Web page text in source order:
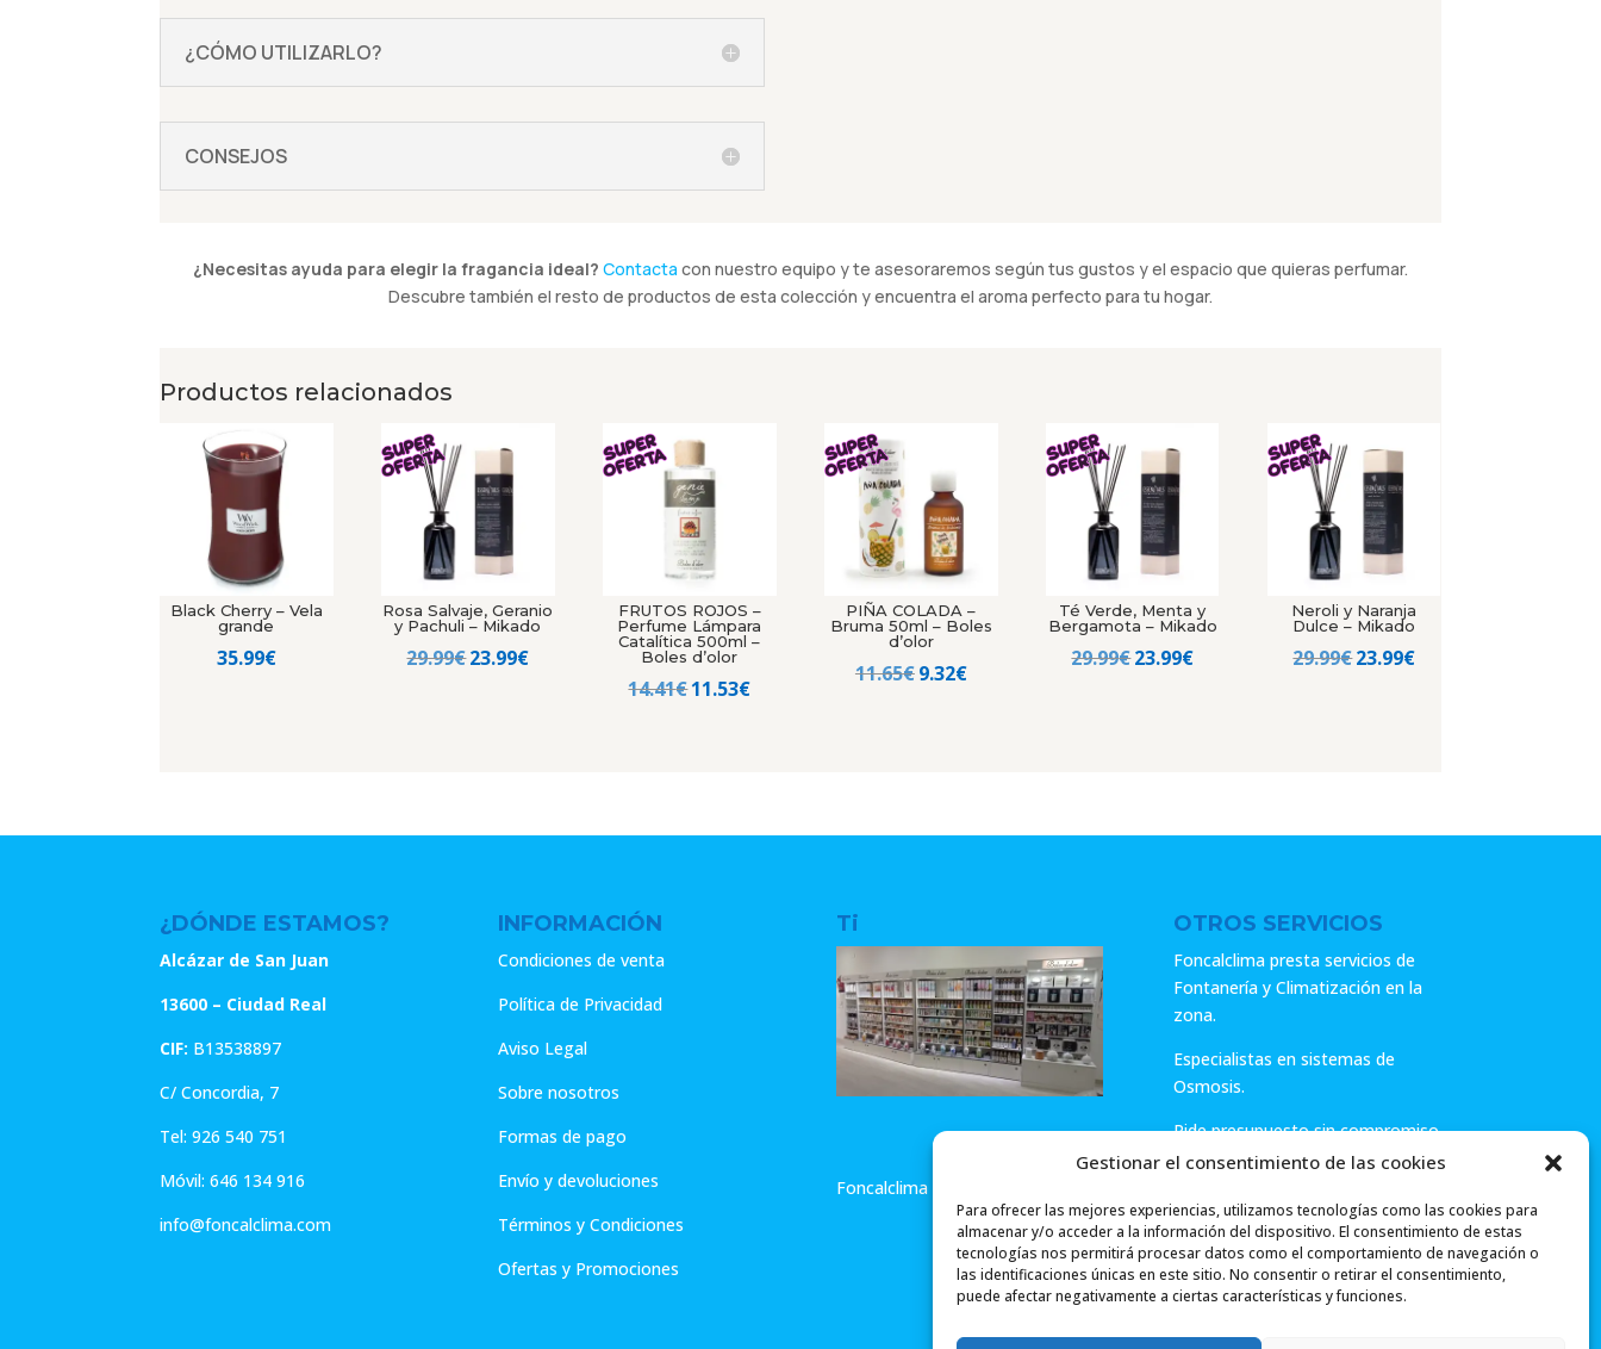
Gestionar el consentimiento de las cookies
Para ofrecer las mejores experiencias, utilizamos tecnologías como las cookies para
almacenar y/o acceder a la información del dispositivo. El consentimiento de estas
tecnologías nos permitirá procesar datos como el comportamiento de navegación o
las identificaciones únicas en este sitio. No consentir o retirar el consentimiento,
puede afectar negativamente a ciertas características y funciones.
¿CÓMO UTILIZARLO?
CONSEJOS
¿Necesitas ayuda para elegir la fragancia ideal? Contacta con nuestro equipo y te asesoraremos según tus gustos y el espacio que quieras perfumar.
Descubre también el resto de productos de esta colección y encuentra el aroma perfecto para tu hogar.
Productos relacionados
Black Cherry – Vela
grande
35.99€
Rosa Salvaje, Geranio
y Pachuli – Mikado
29.99€El
23.99€El
FRUTOS ROJOS –
Perfume Lámpara
Catalítica 500ml –
Boles d’olor
14.41€El
11.53€El
PIÑA COLADA –
Bruma 50ml – Boles
d’olor
11.65€El
9.32€El
Té Verde, Menta y
Bergamota – Mikado
29.99€El
23.99€El
Neroli y Naranja
Dulce – Mikado
29.99€El
23.99€El
¿DÓNDE ESTAMOS?
Alcázar de San Juan
13600 – Ciudad Real
CIF: B13538897
C/ Concordia, 7
Tel:926 540 751
Móvil:646 134 916
info@foncalclima.com
INFORMACIÓN
Condiciones de venta
Política de Privacidad
Aviso Legal
Sobre nosotros
Formas de pago
Envío y devoluciones
Términos y Condiciones
Ofertas y Promociones
Ti
Foncalclima - Aromas de Hogar
OTROS SERVICIOS
Foncalclima presta servicios de
Fontanería y Climatización en la
zona.
Especialistas en sistemas de
Osmosis.
Pide presupuesto sin compromiso
o llámanos y haz tu consulta.